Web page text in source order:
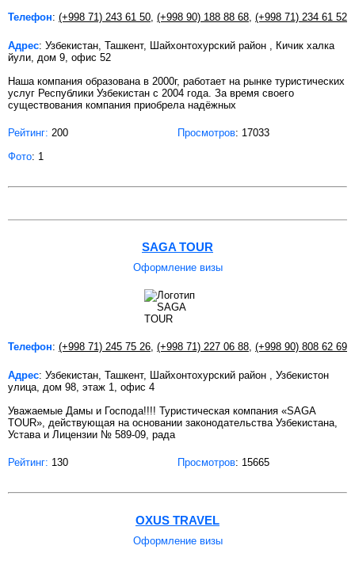
Телефон: (+998 71) 243 61 50 (+998 90) 188 88 68 (+998 71) 234 61 52
Адрес: Узбекистан, Ташкент, Шайхонтохурский район , Кичик халка
йули, дом 9, офис 52
Наша компания образована в 2000г, работает на рынке туристических
услуг Республики Узбекистан с 2004 года. За время своего
существования компания приобрела надёжных
Рейтинг: 200 Просмотров: 17033
Фото: 1
SAGA TOUR
Оформление визы
Телефон: (+998 71) 245 75 26 (+998 71) 227 06 88 (+998 90) 808 62 69
Адрес: Узбекистан, Ташкент, Шайхонтохурский район , Узбекистон
улица, дом 98, этаж 1, офис 4
Уважаемые Дамы и Господа!!!! Туристическая компания «SAGA
TOUR», действующая на основании законодательства Узбекистана,
Устава и Лицензии № 589-09, рада
Рейтинг: 130 Просмотров: 15665
OXUS TRAVEL
Оформление визы